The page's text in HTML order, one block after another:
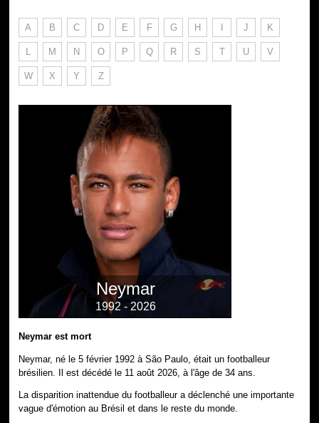
A B C D E F G H I J K
L M N O P Q R S T U V
W X Y Z
Neymar
1992 - 2026
Neymar est mort
Neymar, né le 5 février 1992 à São Paulo, était un footballeur
brésilien. Il est décédé le 11 août 2026, à l'âge de 34 ans.
La disparition inattendue du footballeur a déclenché une importante
vague d'émotion au Brésil et dans le reste du monde.